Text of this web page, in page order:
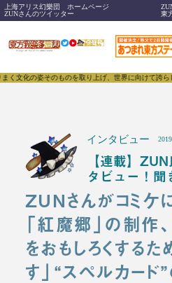
上海アリス幻樂団 ホームページ
ZUNさんのツイッター
東
を取り上げ、世界に向けて誇らしく発信するこ
インタビュー
【連載】
タビュー！聞
ZUNさんがコミケ
「紅魔郷」の制作
をおもしろくする
す」“スペルカード